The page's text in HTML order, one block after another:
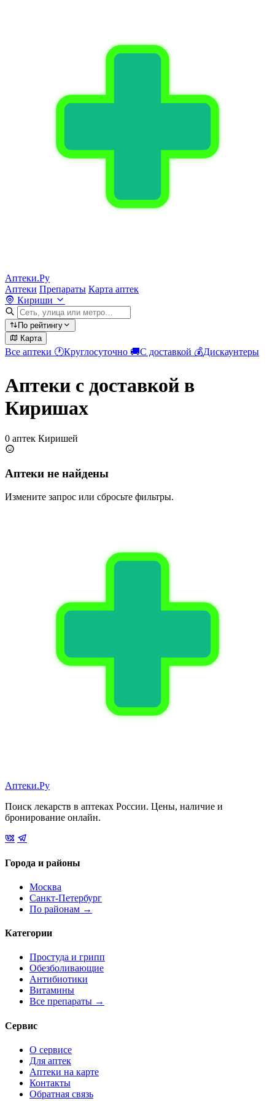
Аптеки.Ру
Аптеки Препараты Карта аптек
Кириши
По рейтингу
Карта
Все аптеки 🕐Круглосуточно 🚚С доставкой 💰Дискаунтеры
Аптеки с доставкой в
Киришах
0 аптек Киришей
Аптеки не найдены
Измените запрос или сбросьте фильтры.
Аптеки.Ру
Поиск лекарств в аптеках России. Цены, наличие и
бронирование онлайн.
Города и районы
Москва
Санкт-Петербург
По районам →
Категории
Простуда и грипп
Обезболивающие
Антибиотики
Витамины
Все препараты →
Сервис
О сервисе
Для аптек
Аптеки на карте
Контакты
Обратная связь